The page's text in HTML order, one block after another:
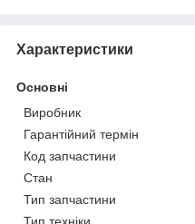
Характеристики
Основні
Виробник
Гарантійний термін
Код запчастини
Стан
Тип запчастини